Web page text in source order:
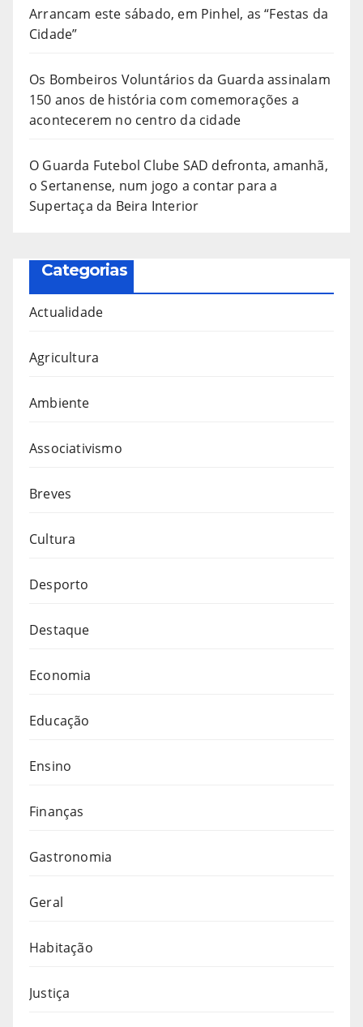
Arrancam este sábado, em Pinhel, as “Festas da
Cidade”
Os Bombeiros Voluntários da Guarda assinalam
150 anos de história com comemorações a
acontecerem no centro da cidade
O Guarda Futebol Clube SAD defronta, amanhã,
o Sertanense, num jogo a contar para a
Supertaça da Beira Interior
Categorias
Actualidade
Agricultura
Ambiente
Associativismo
Breves
Cultura
Desporto
Destaque
Economia
Educação
Ensino
Finanças
Gastronomia
Geral
Habitação
Justiça